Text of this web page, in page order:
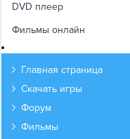
DVD плеер
Фильмы онлайн
Главная страница
Скачать игры
Форум
Фильмы